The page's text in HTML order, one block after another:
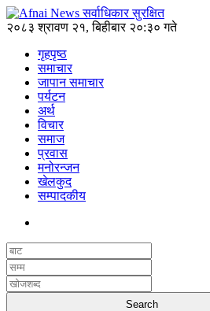
२०८३ श्रावण २१, बिहीबार २०:३० गते
गृहपृष्ठ
समाचार
जापान समाचार
पर्यटन
अर्थ
विचार
समाज
प्रवास
मनोरन्जन
खेलकुद
सम्पादकीय